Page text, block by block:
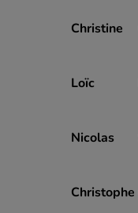
Christine
Loïc
Nicolas
Christophe